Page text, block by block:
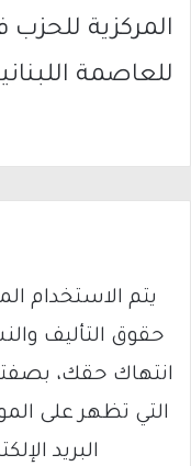
المركزية للحزب
للعاصمة
انتهاك حقك،
التي تظهر على
البريد